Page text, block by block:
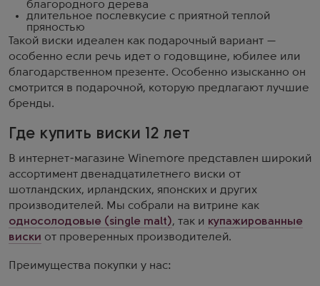
благородного дерева
длительное послевкусие с приятной теплой
пряностью
Такой виски идеален как подарочный вариант —
особенно если речь идет о годовщине, юбилее или
благодарственном презенте. Особенно изысканно он
смотрится в подарочной, которую предлагают лучшие
бренды.
Где купить виски 12 лет
В интернет-магазине Winemore представлен широкий
ассортимент двенадцатилетнего виски от
шотландских, ирландских, японских и других
производителей. Мы собрали на витрине как
односолодовые (single malt), так и купажированные
виски от проверенных производителей.
Преимущества покупки у нас: